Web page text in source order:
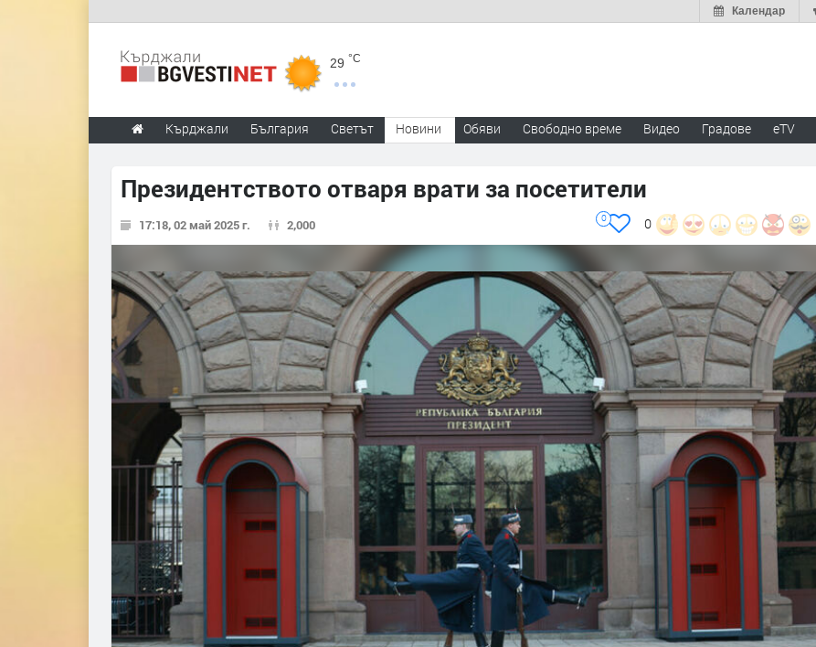
Календар
29 °C
Кърджали България Светът Новини Обяви Свободно време Видео Градове eTV
Президентството отваря врати за посетители
17:18, 02 май 2025 г. 2,000 0
0